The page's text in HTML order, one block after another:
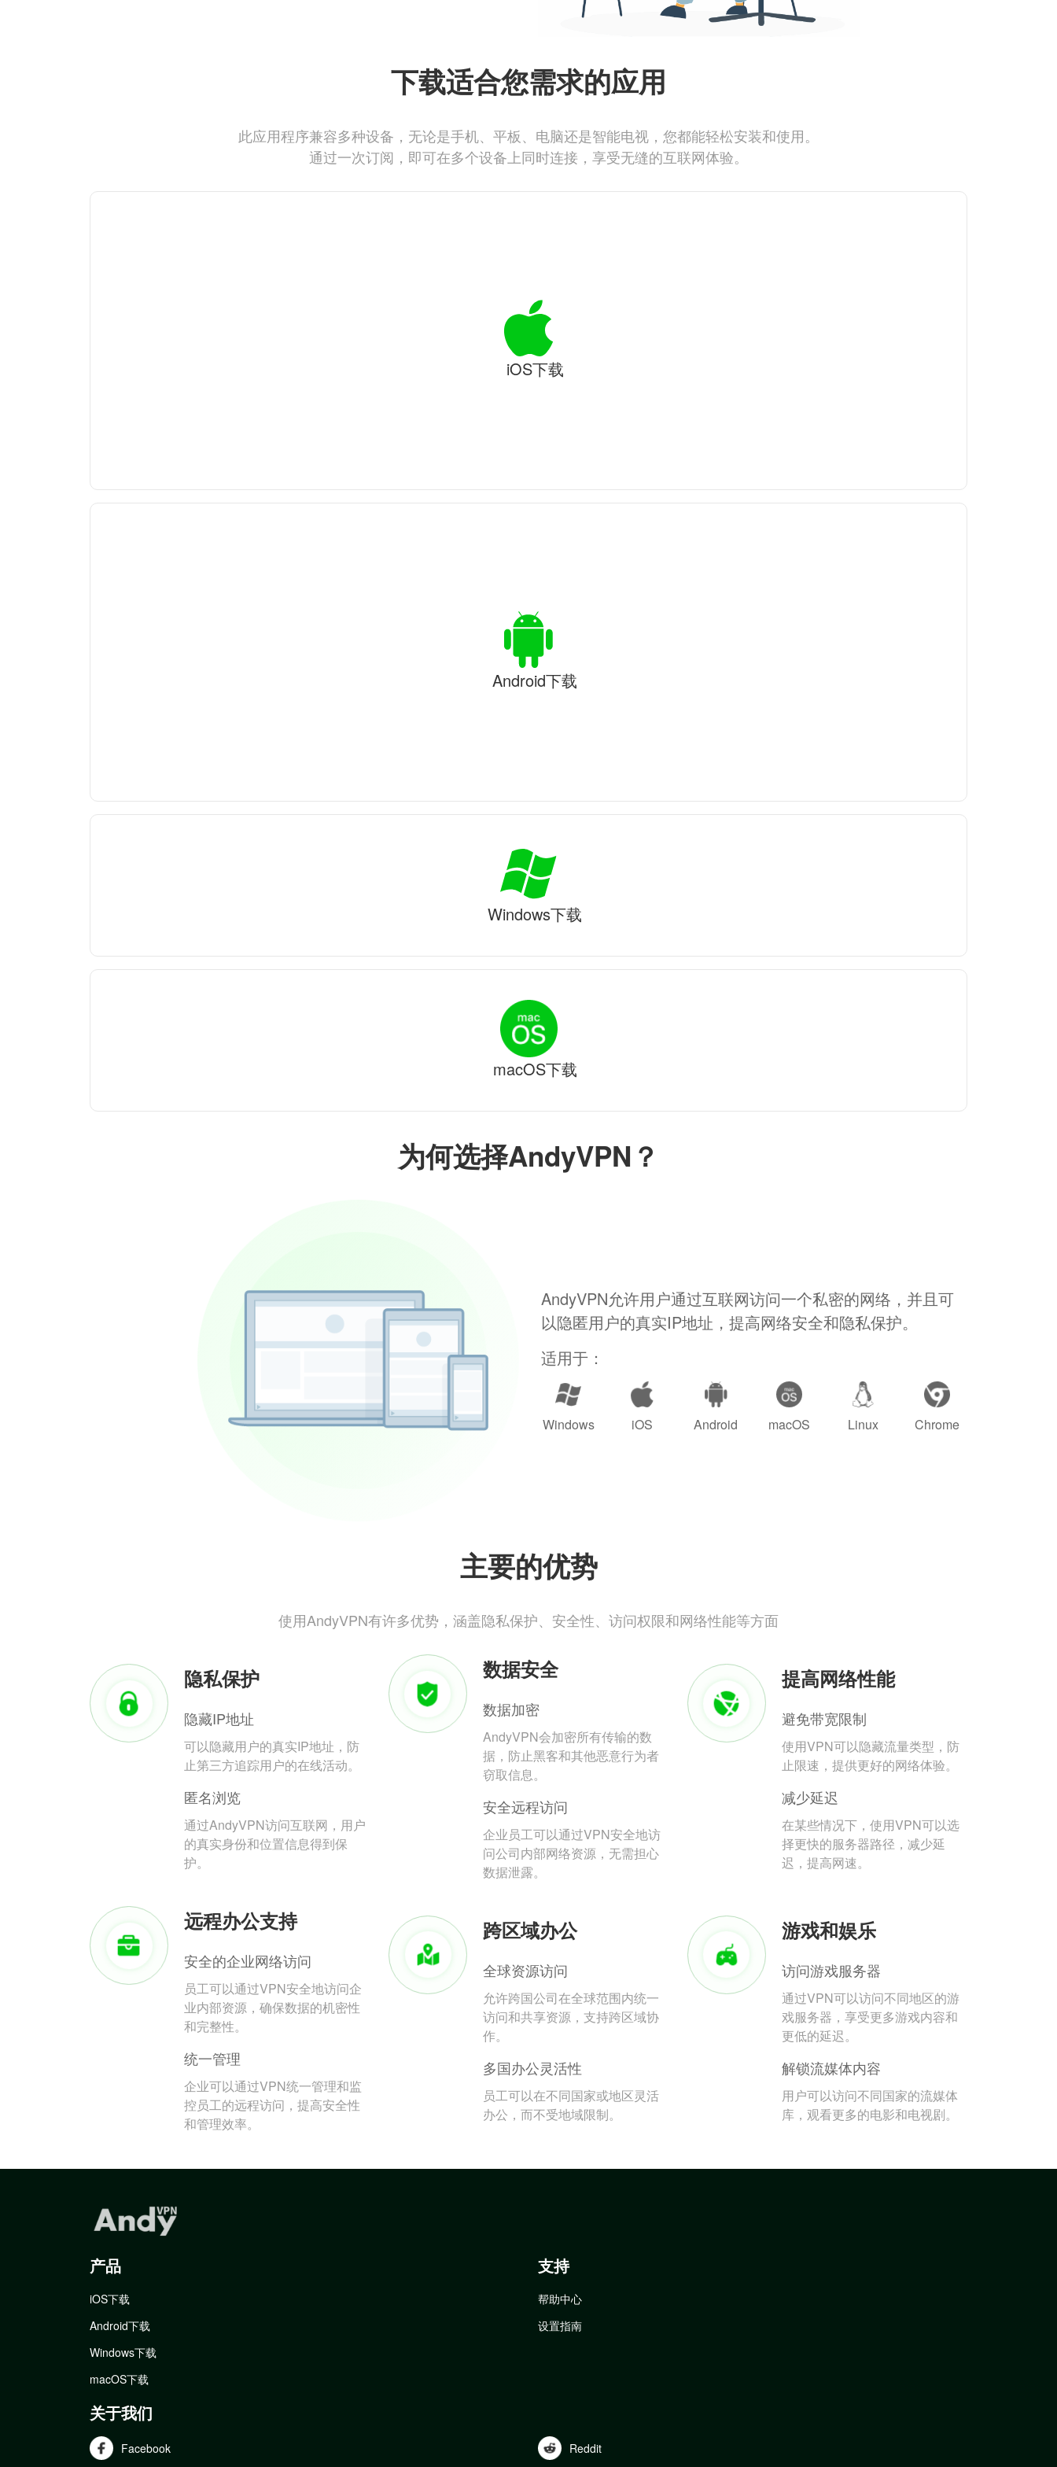
为何选择AndyVPN？
AndyVPN允许用户通过互联网访问一个私密的网络，并且可
以隐匿用户的真实IP地址，提高网络安全和隐私保护。
适用于：
Windows iOS Android macOS Linux Chrome
主要的优势
使用AndyVPN有许多优势，涵盖隐私保护、安全性、访问权限和网络性能等方面
隐私保护
隐藏IP地址
可以隐藏用户的真实IP地址，防
止第三方追踪用户的在线活动。
匿名浏览
通过AndyVPN访问互联网，用户
的真实身份和位置信息得到保
护。
数据安全
数据加密
AndyVPN会加密所有传输的数
据，防止黑客和其他恶意行为者
窃取信息。
安全远程访问
企业员工可以通过VPN安全地访
问公司内部网络资源，无需担心
数据泄露。
提高网络性能
避免带宽限制
使用VPN可以隐藏流量类型，防
止限速，提供更好的网络体验。
减少延迟
在某些情况下，使用VPN可以选
择更快的服务器路径，减少延
迟，提高网速。
远程办公支持
安全的企业网络访问
员工可以通过VPN安全地访问企
业内部资源，确保数据的机密性
和完整性。
统一管理
企业可以通过VPN统一管理和监
控员工的远程访问，提高安全性
和管理效率。
跨区域办公
全球资源访问
允许跨国公司在全球范围内统一
访问和共享资源，支持跨区域协
作。
多国办公灵活性
员工可以在不同国家或地区灵活
办公，而不受地域限制。
游戏和娱乐
访问游戏服务器
通过VPN可以访问不同地区的游
戏服务器，享受更多游戏内容和
更低的延迟。
解锁流媒体内容
用户可以访问不同国家的流媒体
库，观看更多的电影和电视剧。
下载适合您需求的应用
此应用程序兼容多种设备，无论是手机、平板、电脑还是智能电视，您都能轻松安装和使用。
通过一次订阅，即可在多个设备上同时连接，享受无缝的互联网体验。
iOS下载
Android下载
Windows下载
macOS下载
产品
iOS下载
Android下载
Windows下载
macOS下载
支持
帮助中心
设置指南
关于我们
Facebook Reddit